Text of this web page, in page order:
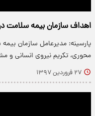
اهداف سازمان بیمه سلامت در
پارسینه: مدیرعامل سازمان بیمه
محوری، تکریم نیروی انسانی و
۲۷ فروردین ۱۳۹۷